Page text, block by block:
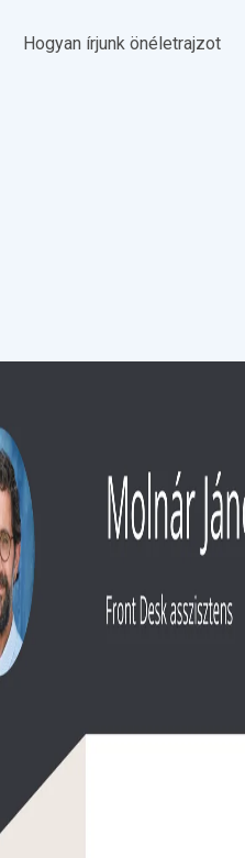
Hogyan írjunk önéletrajzot